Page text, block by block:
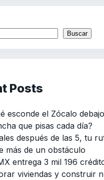
Buscar
Posts
esconde el Zócalo
que pisas cada día?
después de las 5, tu
más de un obstáculo
entrega 3 mil 196
viviendas y construir